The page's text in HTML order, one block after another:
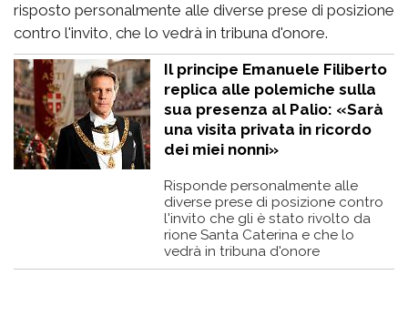
risposto personalmente alle diverse prese di posizione
contro l'invito, che lo vedrà in tribuna d'onore.
Il principe Emanuele Filiberto
replica alle polemiche sulla
sua presenza al Palio: «Sarà
una visita privata in ricordo
dei miei nonni»
Risponde personalmente alle
diverse prese di posizione contro
l'invito che gli è stato rivolto da
rione Santa Caterina e che lo
vedrà in tribuna d'onore